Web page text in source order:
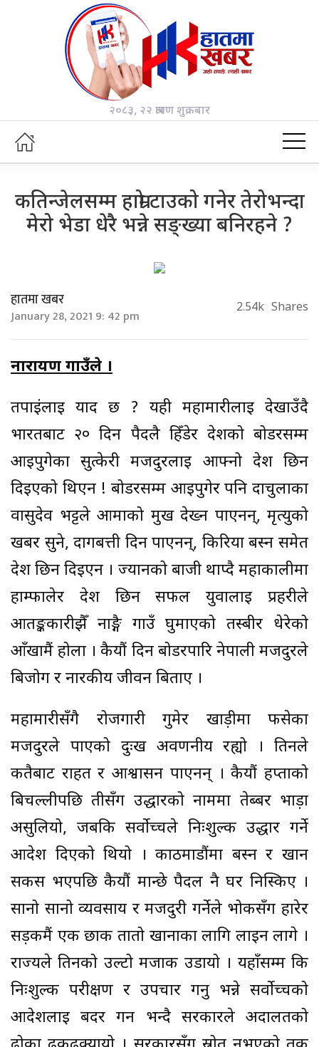
२०८३, २२ श्रावण शुक्रबार
कतिन्जेलसम्म हाम्रो टाउको गनेर तेरोभन्दा
मेरो भेडा धेरै भन्ने सङ्ख्या बनिरहने ?
हातमा खबर
January 28, 2021 9: 42 pm 2.54k Shares
नारायण गाउँले ।
तपाईंलाई याद छ ? यही महामारीलाई देखाउँदै
भारतबाट २० दिन पैदलै हिँडेर देशको बोर्डरसम्म
आइपुगेका सुत्केरी मजदुरलाई आफ्नो देश छिर्न
दिइएको थिएन ! बोर्डरसम्म आइपुगेर पनि दार्चुलाका
वासुदेव भट्टले आमाको मुख देख्न पाएनन्, मृत्युको
खबर सुने, दागबत्ती दिन पाएनन्, किरिया बस्न समेत
देश छिर्न दिइएन । ज्यानको बाजी थाप्दै महाकालीमा
हाम्फालेर देश छिर्न सफल युवालाई प्रहरीले
आतङ्ककारीझैँ नाङ्गै गाउँ घुमाएको तस्बीर धेरेको
आँखामैं होला । कैयौं दिन बोर्डरपारि नेपाली मजदुरले
बिजोग र नारकीय जीवन बिताए ।
महामारीसँगै रोजगारी गुमेर खाड़ीमा फसेका
मजदुरले पाएको दुःख अवर्णनीय रह्यो । तिनले
कतैबाट राहत र आश्वासन पाएनन् । कैयौं हप्ताको
बिचल्लीपछि तीसँग उद्धारको नाममा तेब्बर भाड़ा
असुलियो, जबकि सर्वोच्चले निःशुल्क उद्धार गर्ने
आदेश दिएको थियो । काठमाडौंमा बस्न र खान
सकस भएपछि कैयौं मान्छे पैदल नै घर निस्किए ।
सानो सानो व्यवसाय र मजदुरी गर्नेले भोकसँग हारेर
सड़कमैं एक छाक तातो खानाका लागि लाइन लागे ।
राज्यले तिनको उल्टो मजाक उडायो । यहाँसम्म कि
निःशुल्क परीक्षण र उपचार गर्नु भन्ने सर्वोच्चको
आदेशलाई बदर गर्न भन्दै सरकारले अदालतको